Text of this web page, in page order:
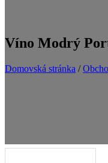
Víno Modrý
Domovská stránka /